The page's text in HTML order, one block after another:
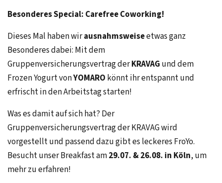
Besonderes Special: Carefree Coworking!
Dieses Mal haben wirausnahmsweiseetwas ganz
Besonderes dabei: Mit dem
Gruppenversicherungsvertrag derKRAVAG und dem
Frozen Yogurt vonYOMARO könnt ihr entspannt und
erfrischt in den Arbeitstag starten!
Was es damit auf sich hat? Der
Gruppenversicherungsvertrag der KRAVAG wird
vorgestellt und passend dazu gibt es leckeres FroYo.
Besucht unser Breakfast am29.07. & 26.08. in Köln, um
mehr zu erfahren!